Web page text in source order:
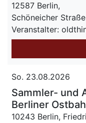
12587 Berlin,
Schöneicher Straße
Veranstalter:
So. 23.08.2026
Sammler- und
Berliner
10243 Berlin,